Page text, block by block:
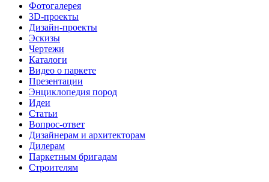
Фотогалерея
3D-проекты
Дизайн-проекты
Эскизы
Чертежи
Каталоги
Видео о паркете
Презентации
Энциклопедия пород
Идеи
Статьи
Вопрос-ответ
Дизайнерам и архитекторам
Дилерам
Паркетным бригадам
Строителям